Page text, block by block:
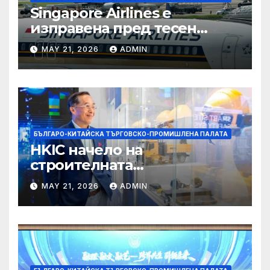
Singapore Airlines е
изправена пред тесен
прозорец за спечелване на
пазарен дял от
конкурентите си от
Персийския залив
MAY 21, 2026 ADMIN
БЪЛГАРО-КИТАЙСКА ТЪРГОВСКО-ПРОМИШЛЕНА ПАЛАТА
HKIC начело на
строителната
трансформация на Хонконг
чрез приемане на AI+
MAY 21, 2026 ADMIN